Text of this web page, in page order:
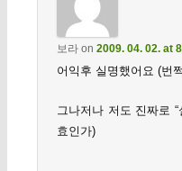
보라on 2009. 04. 02. at
어익후 실명했어요 (번
그나저나 저도 진짜로
효인가)